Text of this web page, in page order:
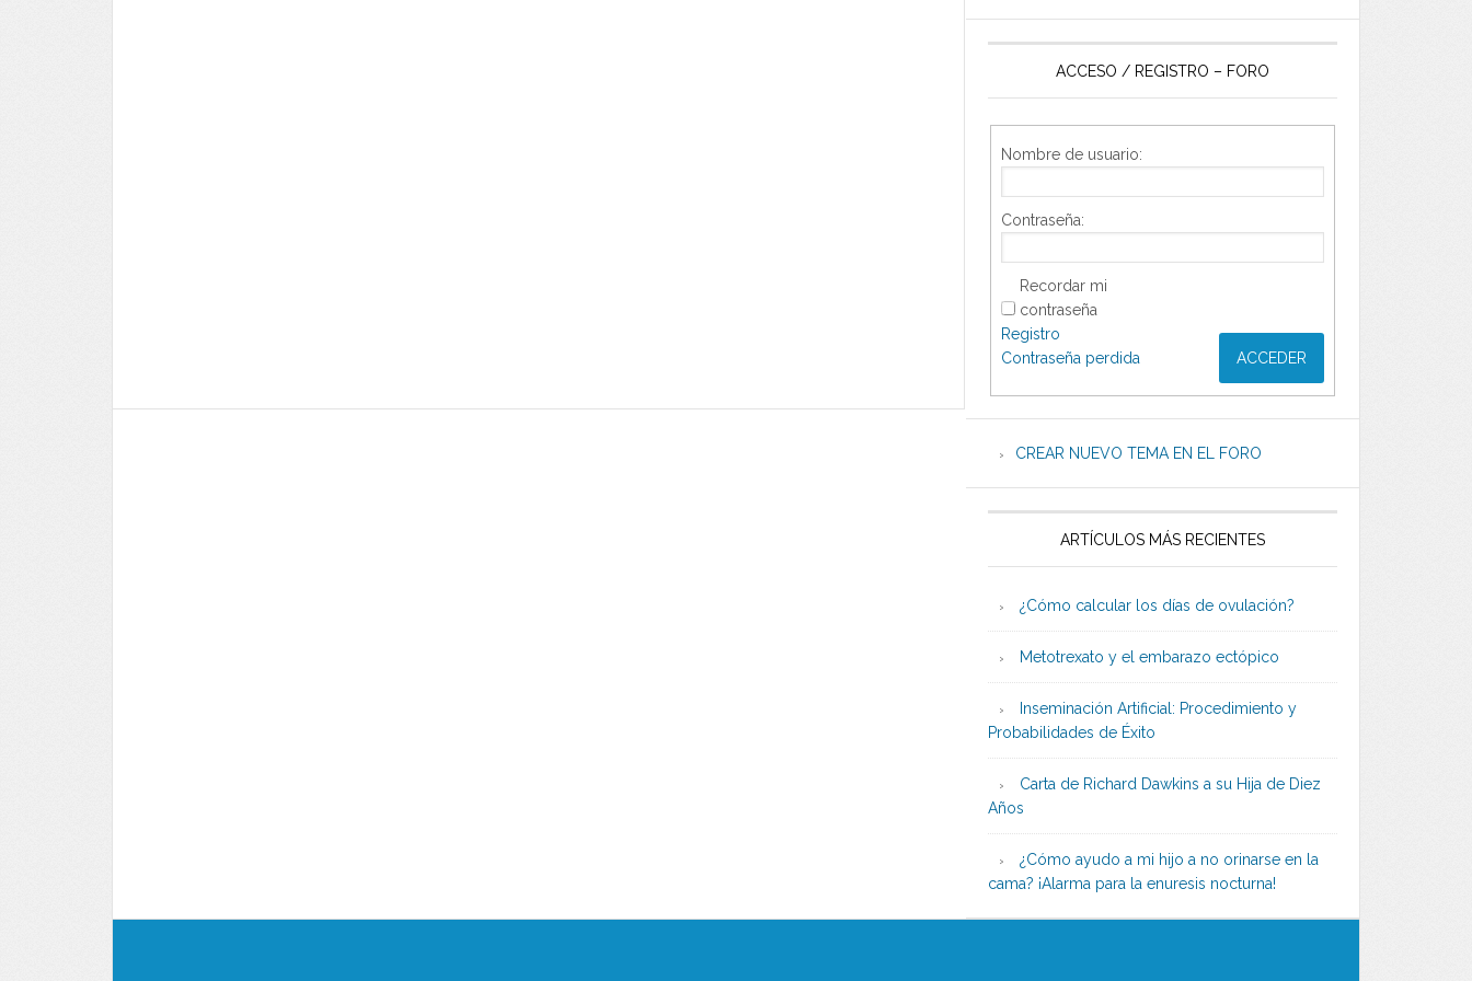
ACCESO / REGISTRO – FORO
Nombre de usuario:
Contraseña:
Recordar mi
contraseña
ACCEDER
Registro
Contraseña perdida
CREAR NUEVO TEMA EN EL FORO
ARTÍCULOS MÁS RECIENTES
¿Cómo calcular los días de ovulación?
Metotrexato y el embarazo ectópico
Inseminación Artificial: Procedimiento y
Probabilidades de Éxito
Carta de Richard Dawkins a su Hija de Diez
Años
¿Cómo ayudo a mi hijo a no orinarse en la
cama? ¡Alarma para la enuresis nocturna!